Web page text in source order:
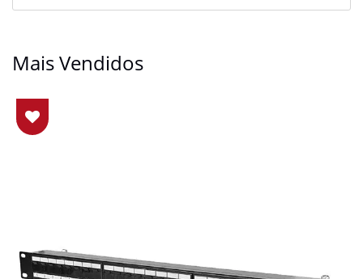
Mais Vendidos